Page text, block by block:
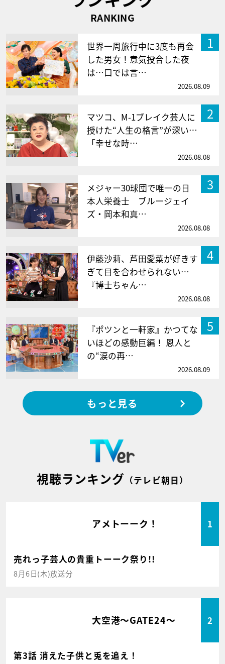
RANKING
1
世界一周旅行中に3度も再会
した男女！意気投合した夜
は…口では言…
2026.08.09
2
マツコ、M-1ブレイク芸人に
授けた“人生の格言”が深い…
「幸せな時…
2026.08.08
3
メジャー30球団で唯一の日
本人栄養士 ブルージェイ
ズ・岡本和真…
2026.08.08
4
伊藤沙莉、芦田愛菜が好きす
ぎて目を合わせられない…
『博士ちゃん…
2026.08.08
5
『ポツンと一軒家』かつてな
いほどの感動巨編！ 恩人と
の“涙の再…
2026.08.09
もっと見る
視聴ランキング （テレビ朝日）
アメトーーク！ 1
売れっ子芸人の貴重トーーク祭り!!
8月6日(木)放送分
大空港～GATE24～ 2
第3話 消えた子供と兎を追え！